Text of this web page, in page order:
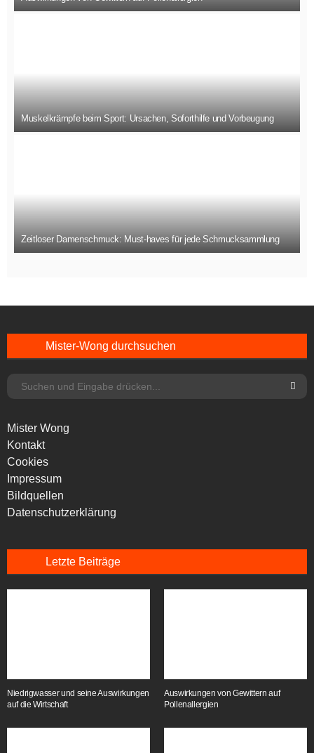
Muskelkrämpfe beim Sport: Ursachen, Soforthilfe und Vorbeugung
Zeitloser Damenschmuck: Must-haves für jede Schmucksammlung
Mister-Wong durchsuchen
Mister Wong
Kontakt
Cookies
Impressum
Bildquellen
Datenschutzerklärung
Letzte Beiträge
Niedrigwasser und seine Auswirkungen
auf die Wirtschaft
Auswirkungen von Gewittern auf
Pollenallergien